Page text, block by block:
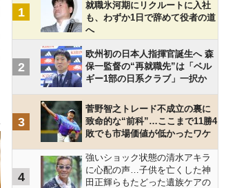
1
就職氷河期にリクルートに入社
も、わずか1日で辞めて役者の道
へ
2
欧州初の日本人指揮官誕生へ 森
保一監督の“再就職先”は「ベル
ギー1部の日系クラブ」一択か
3
菅野智之トレード不成立の裏に
致命的な“前科”…ここまで11勝4
敗でも市場価値が低かったワケ
4
強いショック状態の清水アキラ
に心配の声…子供を亡くした神
田正輝らもたどった遺族ケアの